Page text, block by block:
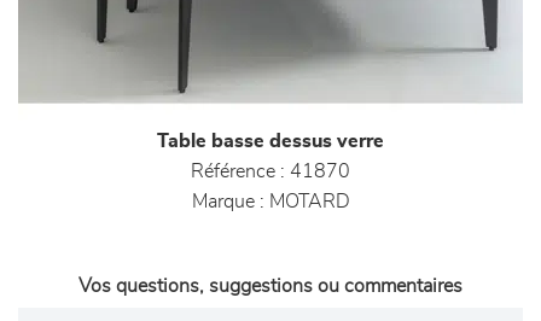
Table basse dessus verre
Référence : 41870
Marque : MOTARD
Vos questions, suggestions ou commentaires